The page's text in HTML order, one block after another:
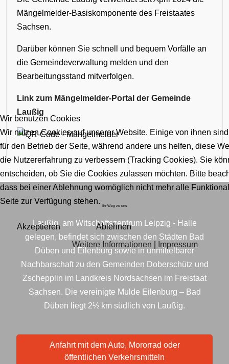
Mängelmelder-Basiskomponente des Freistaates
Sachsen.
Darüber können Sie schnell und bequem Vorfälle an
die Gemeindeverwaltung melden und den
Bearbeitungsstand mitverfolgen.
Link zum Mängelmelder-Portal der Gemeinde
Laußig
Ihr Weg zu uns
Laußig, am Witschaftszentrum Leipzig - Halle
gelegen, befindet sich zwischen den Städten Bad
Düben und Eilenburg sowie in unmittelbarer
Nachbarschaft zu den Gemeinden Doberschütz und
Zschepplin im Landkreis Nordsachsen im Freistaat
Sachsen. Die vereinigte Mulde Eilenburg – Bad
Düben liegt 2½ km südlich von Laußig.
Anfahrt mit dem Auto, Mororrad oder
öffentlichen Verkehrsmitteln
Wir benutzen Cookies
Wir nutzen Cookies auf unserer Website. Einige von ihnen
für den Betrieb der Seite, während andere uns helfen, diese
die Nutzererfahrung zu verbessern (Tracking Cookies). Sie
entscheiden, ob Sie die Cookies zulassen möchten. Bitte
dass bei einer Ablehnung womöglich nicht mehr alle
Seite zur Verfügung stehen.
Akzeptieren Ablehnen
Weitere Informationen Impressum